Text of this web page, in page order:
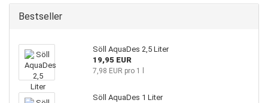
Bestseller
Söll AquaDes 2,5 Liter
19,95 EUR
7,98 EUR pro 1 l
Söll AquaDes 1 Liter